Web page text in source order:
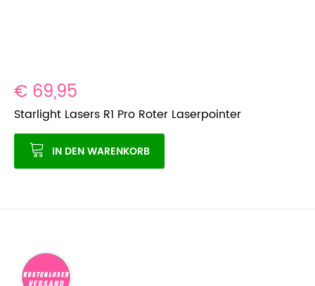
€ 69,95
Starlight Lasers R1 Pro Roter Laserpointer
IN DEN WARENKORB